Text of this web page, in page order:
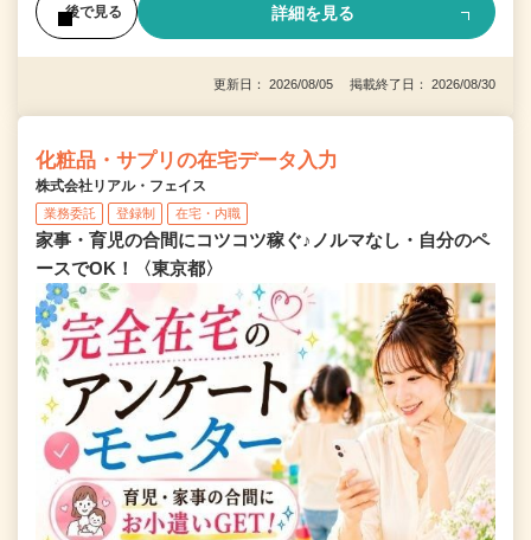
後で見る 詳細を見る
更新日： 2026/08/05 掲載終了日： 2026/08/30
化粧品・サプリの在宅データ入力
株式会社リアル・フェイス
業務委託 登録制 在宅・内職
家事・育児の合間にコツコツ稼ぐ♪ノルマなし・自分のペ
ースでOK！〈東京都〉